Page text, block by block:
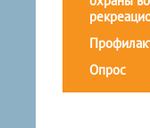
Опрос